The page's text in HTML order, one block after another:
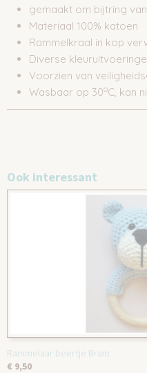
gemaakt om bijtring
Materiaal 100% katoen
Rammelkraal in kop
Diverse
Voorzien van
Wasbaar op 30oC, kan
Ook interessant
Rammelaar beertje Bram
€ 9,50